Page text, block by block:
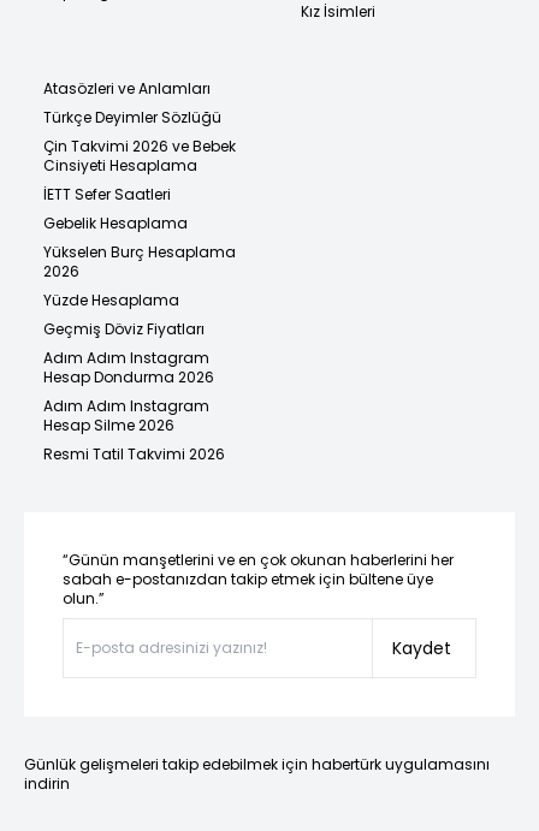
Kız İsimleri
Atasözleri ve Anlamları
Türkçe Deyimler Sözlüğü
Çin Takvimi 2026 ve Bebek
Cinsiyeti Hesaplama
İETT Sefer Saatleri
Gebelik Hesaplama
Yükselen Burç Hesaplama
2026
Yüzde Hesaplama
Geçmiş Döviz Fiyatları
Adım Adım Instagram
Hesap Dondurma 2026
Adım Adım Instagram
Hesap Silme 2026
Resmi Tatil Takvimi 2026
“Günün manşetlerini ve en çok okunan haberlerini her
sabah e-postanızdan takip etmek için bültene üye
olun.”
Kaydet
Günlük gelişmeleri takip edebilmek için habertürk uygulamasını
indirin